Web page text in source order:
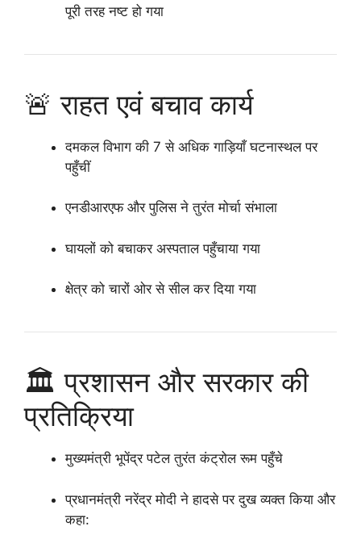
पूरी तरह नष्ट हो गया
🚨 राहत एवं बचाव कार्य
दमकल विभाग की 7 से अधिक गाड़ियाँ घटनास्थल पर
पहुँचीं
एनडीआरएफ और पुलिस ने तुरंत मोर्चा संभाला
घायलों को बचाकर अस्पताल पहुँचाया गया
क्षेत्र को चारों ओर से सील कर दिया गया
🏛️ प्रशासन और सरकार की
प्रतिक्रिया
मुख्यमंत्री भूपेंद्र पटेलतुरंत कंट्रोल रूम पहुँचे
प्रधानमंत्रीनरेंद्र मोदी ने हादसे पर दुख व्यक्त किया और
कहा: